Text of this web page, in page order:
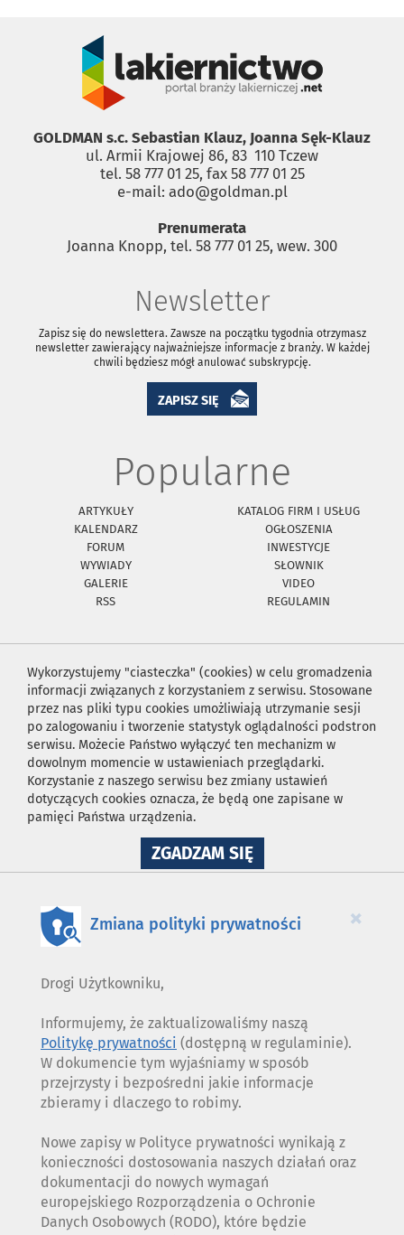
GOLDMAN s.c. Sebastian Klauz, Joanna Sęk-Klauz
ul. Armii Krajowej 86, 83 ­ 110 Tczew
tel. 58 777 01 25, fax 58 777 01 25
e-mail: ado@goldman.pl
Prenumerata
Joanna Knopp, tel. 58 777 01 25, wew. 300
Newsletter
Zapisz się do newslettera. Zawsze na początku tygodnia otrzymasz
newsletter zawierający najważniejsze informacje z branży. W każdej
chwili będziesz mógł anulować subskrypcję.
ZAPISZ SIĘ
Popularne
ARTYKUŁY
KATALOG FIRM I USŁUG
KALENDARZ
OGŁOSZENIA
FORUM
INWESTYCJE
WYWIADY
SŁOWNIK
GALERIE
VIDEO
RSS
REGULAMIN
Wykorzystujemy "ciasteczka" (cookies) w celu gromadzenia
informacji związanych z korzystaniem z serwisu. Stosowane
przez nas pliki typu cookies umożliwiają utrzymanie sesji
po zalogowaniu i tworzenie statystyk oglądalności podstron
serwisu. Możecie Państwo wyłączyć ten mechanizm w
dowolnym momencie w ustawieniach przeglądarki.
Korzystanie z naszego serwisu bez zmiany ustawień
dotyczących cookies oznacza, że będą one zapisane w
pamięci Państwa urządzenia.
ZGADZAM SIĘNA
WYKORZYSTANIE
×
Zmiana polityki prywatności
Drogi Użytkowniku,
Informujemy, że zaktualizowaliśmy naszą
Politykę prywatności (dostępną w regulaminie).
W dokumencie tym wyjaśniamy w sposób
przejrzysty i bezpośredni jakie informacje
zbieramy i dlaczego to robimy.
Nowe zapisy w Polityce prywatności wynikają z
konieczności dostosowania naszych działań oraz
dokumentacji do nowych wymagań
europejskiego Rozporządzenia o Ochronie
Danych Osobowych (RODO), które będzie